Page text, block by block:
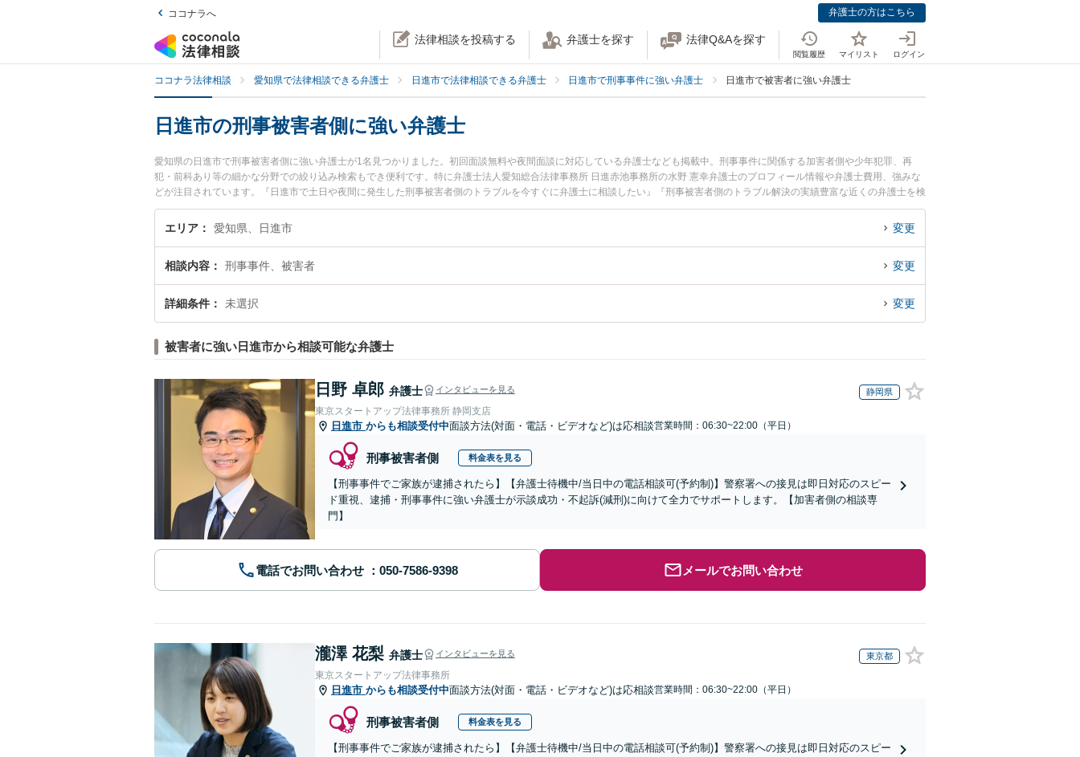
ココナラへ 弁護士の方はこちら
法律相談を投稿する 弁護士を探す 法律Q&Aを探す
閲覧履歴 マイリスト ログイン
ココナラ法律相談 愛知県で法律相談できる弁護士 日進市で法律相談できる弁護士 日進市で刑事事件に強い弁護士 日進市で被害者に強い弁護士
日進市の刑事被害者側に強い弁護士
愛知県の日進市で刑事被害者側に強い弁護士が1名見つかりました。初回面談無料や夜間面談に対応している弁護士なども掲載中。刑事事件に関係する加害者側や少年犯罪、再
犯・前科あり等の細かな分野での絞り込み検索もでき便利です。特に弁護士法人愛知総合法律事務所 日進赤池事務所の水野 憲幸弁護士のプロフィール情報や弁護士費用、強みな
どが注目されています。『日進市で土日や夜間に発生した刑事被害者側のトラブルを今すぐに弁護士に相談したい』『刑事被害者側のトラブル解決の実績豊富な近くの弁護士を検
索したい』『初回相談無料で刑事被害者側を法律相談できる日進市内の弁護士に相談予約したい』などでお困りの相談者さんにおすすめです。
エリア 愛知県、日進市 変更
相談内容 刑事事件、被害者 変更
詳細条件 未選択 変更
被害者に強い日進市から相談可能な弁護士
日野 卓郎 弁護士 インタビューを見る 静岡県
東京スタートアップ法律事務所 静岡支店
日進市 からも相談受付中面談方法(対面・電話・ビデオなど)は応相談営業時間：06:30~22:00（平日）
刑事被害者側 料金表を見る
【刑事事件でご家族が逮捕されたら】【弁護士待機中/当日中の電話相談可(予約制)】警察署への接見は即日対応のスピー
ド重視、逮捕・刑事事件に強い弁護士が示談成功・不起訴(減刑)に向けて全力でサポートします。【加害者側の相談専
門】
電話でお問い合わせ メールでお問い合わせ
瀧澤 花梨 弁護士 インタビューを見る 東京都
東京スタートアップ法律事務所
日進市 からも相談受付中面談方法(対面・電話・ビデオなど)は応相談営業時間：06:30~22:00（平日）
刑事被害者側 料金表を見る
【刑事事件でご家族が逮捕されたら】【弁護士待機中/当日中の電話相談可(予約制)】警察署への接見は即日対応のスピー